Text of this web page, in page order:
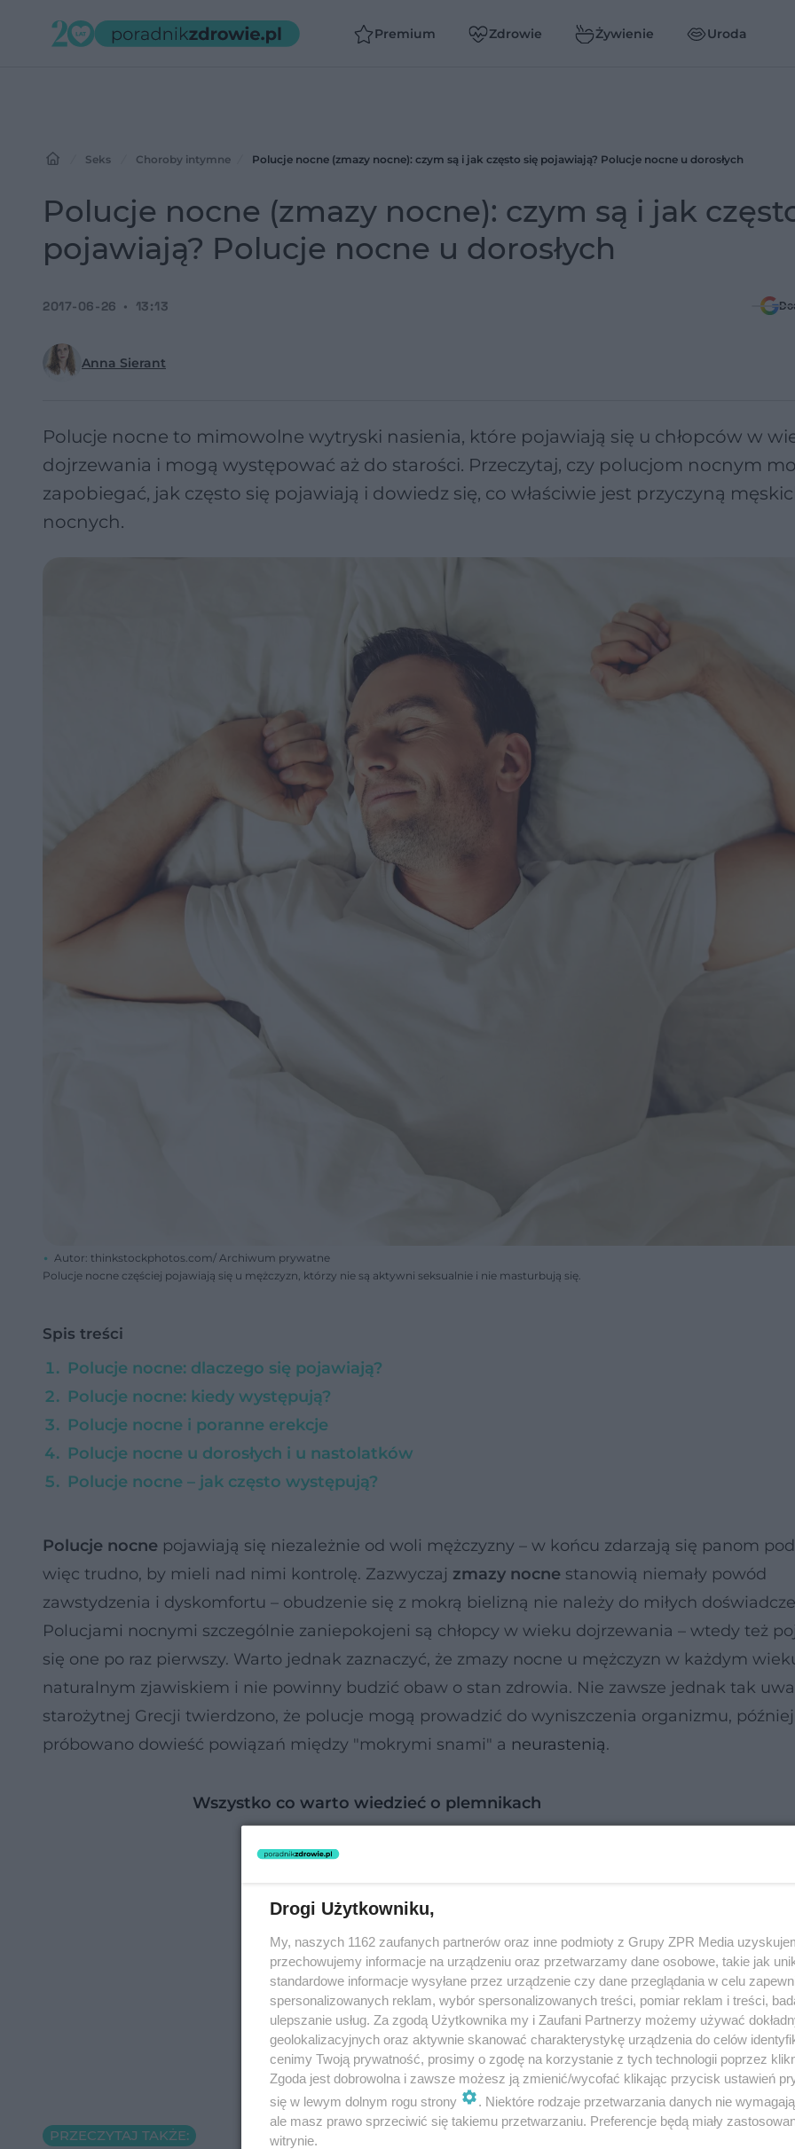
Premium Zdrowie Żywienie Uroda
Seks Choroby intymne Polucje nocne (zmazy nocne): czym są i jak często się pojawiają? Polucje nocne u dorosłych
Polucje nocne (zmazy nocne): czym są i jak
pojawiają? Polucje nocne u dorosłych
Anna Sierant
2017-06-26 13:13
Polucje nocne to mimowolne wytryski nasienia, które pojawiają się u chłopców w
dojrzewania i mogą występować aż do starości. Przeczytaj, czy polucjom nocnym
zapobiegać, jak często się pojawiają i dowiedz się, co właściwie jest przyczyną
nocnych.
Autor: thinkstockphotos.com/ Archiwum prywatne
Polucje nocne częściej pojawiają się u mężczyzn, którzy nie są aktywni seksualnie i nie masturbują się.
Spis treści
Polucje nocne: dlaczego się pojawiają?
Polucje nocne: kiedy występują?
Polucje nocne i poranne erekcje
Polucje nocne u dorosłych i u nastolatków
Polucje nocne – jak często występują?
Polucje nocne pojawiają się niezależnie od woli mężczyzny – w końcu zdarzają się panom
więc trudno, by mieli nad nimi kontrolę. Zazwyczaj zmazy nocne stanowią niemały powód
zawstydzenia i dyskomfortu – obudzenie się z mokrą bielizną nie należy do miłych
Polucjami nocnymi szczególnie zaniepokojeni są chłopcy w wieku dojrzewania – wtedy też
się one po raz pierwszy. Warto jednak zaznaczyć, że zmazy nocne u mężczyzn w każdym
naturalnym zjawiskiem i nie powinny budzić obaw o stan zdrowia. Nie zawsze jednak tak
starożytnej Grecji twierdzono, że polucje mogą prowadzić do wyniszczenia organizmu, później
próbowano dowieść powiązań między "mokrymi snami" a neurastenią.
Wszystko co warto wiedzieć o plemnikach
PRZECZYTAJ TAKŻE:
Drogi Użytkowniku,
My, naszych 1162 zaufanych partnerów oraz inne podmioty z Grupy ZPR Media
przechowujemy informacje na urządzeniu oraz przetwarzamy dane osobowe, takie jak
standardowe informacje wysyłane przez urządzenie czy dane przeglądania w celu
spersonalizowanych reklam, wybór spersonalizowanych treści, pomiar reklam i treści,
ulepszanie usług. Za zgodą Użytkownika my i Zaufani Partnerzy możemy używać
geolokalizacyjnych oraz aktywnie skanować charakterystykę urządzenia do celów
cenimy Twoją prywatność, prosimy o zgodę na korzystanie z tych technologii poprzez
Zgoda jest dobrowolna i zawsze możesz ją zmienić/wycofać klikając przycisk ustawień
się w lewym dolnym rogu strony
. Niektóre rodzaje przetwarzania danych nie
ale masz prawo sprzeciwić się takiemu przetwarzaniu. Preferencje będą miały
witrynie.